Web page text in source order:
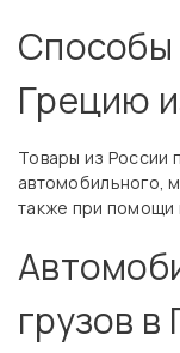
Способы
Грецию
Товары из России
автомобильного,
также при помощи
грузов